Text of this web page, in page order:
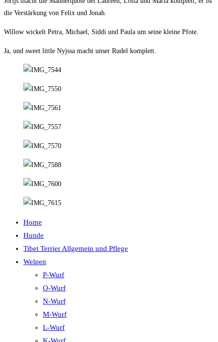
die Verstärkung von Felix und Jonah.
Willow wickelt Petra, Michael, Siddi und Paula um seine kleine Pfote.
Ja, und sweet little Nyjssa macht unser Rudel komplett.
Home
Hunde
Tibet Terrier Allgemein und Pflege
Welpen
P-Wurf
O-Wurf
N-Wurf
M-Wurf
L-Wurf